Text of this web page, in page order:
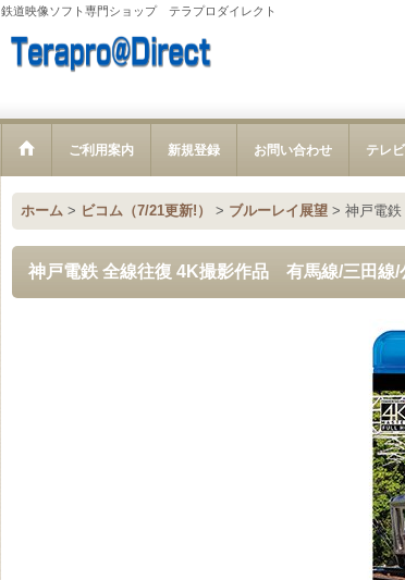
鉄道映像ソフト専門ショップ テラプロダイレクト
ご利用案内 新規登録 お問い合わせ テレ
ホーム > ビコム（7/21更新!） > ブルーレイ展望 > 神戸電
神戸電鉄 全線往復 4K撮影作品 有馬線/三田線/